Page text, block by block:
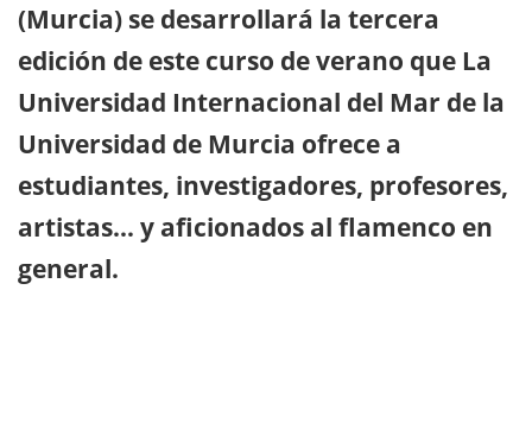
(Murcia) se desarrollará la tercera
edición de este curso de verano que La
Universidad Internacional del Mar de la
Universidad de Murcia ofrece a
estudiantes, investigadores, profesores,
artistas… y aficionados al flamenco en
general.